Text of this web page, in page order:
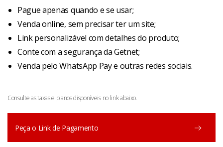
Pague apenas quando e se usar;
Venda online, sem precisar ter um site;
Link personalizável com detalhes do produto;
Conte com a segurança da Getnet;
Venda pelo WhatsApp Pay e outras redes sociais.
Consulte as taxas e planos disponíveis no link abaixo.
Peça o Link de Pagamento